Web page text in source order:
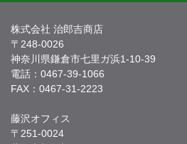
株式会社 治郎吉商店
〒248-0026
神奈川県鎌倉市七里ガ浜1-10-39
電話：0467-39-1066
FAX：0467-31-2223
藤沢オフィス
〒251-0024